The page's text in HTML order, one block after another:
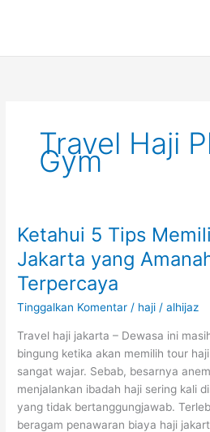
Travel Haji
Gym
Ketahui 5 Tips
Jakarta yang
Terpercaya
Tinggalkan Komentar / haji /alhijaz
Travel haji jakarta – Dewasa ini
bingung ketika akan memilih tour
sangat wajar. Sebab, besarnya
menjalankan ibadah haji sering kali
yang tidak bertanggungjawab.
beragam penawaran biaya haji
Ketahui
Tips
Memilih
Travel
Jakarta
yang
Amanah
dan
Terpercaya